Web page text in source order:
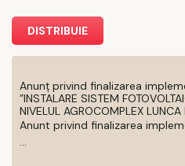
DISTRIBUIE
Anunț privind finalizarea
”INSTALARE SISTEM
NIVELUL AGROCOMPLEX LUNCA
Anunt privind finalizarea
...